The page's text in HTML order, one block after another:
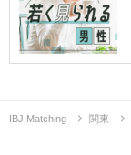
IBJ Matching 関東